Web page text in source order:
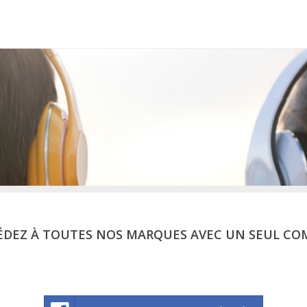
À TOUTES NOS MARQUES AVEC UN SEUL